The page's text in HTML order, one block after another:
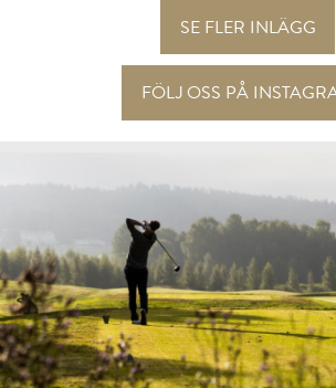
SE FLER INLÄGG
FÖLJ OSS PÅ